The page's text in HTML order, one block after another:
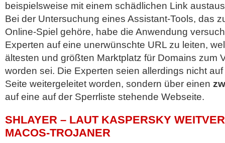
beispielsweise mit einem schädlichen Link
Bei der Untersuchung eines Assistant-Tools, das
Online-Spiel gehöre, habe die Anwendung
Experten auf eine unerwünschte URL zu leiten,
ältesten und größten Marktplatz für Domains zum
worden sei. Die Experten seien allerdings nicht
Seite weitergeleitet worden, sondern über einen
auf eine auf der Sperrliste stehende Webseite.
SHLAYER – LAUT KASPERSKY
MACOS-TROJANER